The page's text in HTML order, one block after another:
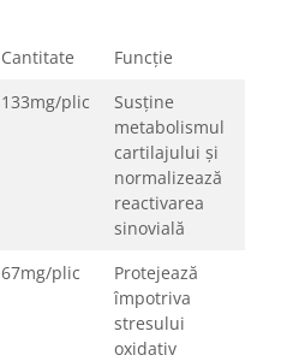
Cantitate
Funcție
133mg/plic
Susține
metabolismul
cartilajului și
normalizează
reactivarea
sinovială
67mg/plic
Protejează
împotriva
stresului
oxidativ